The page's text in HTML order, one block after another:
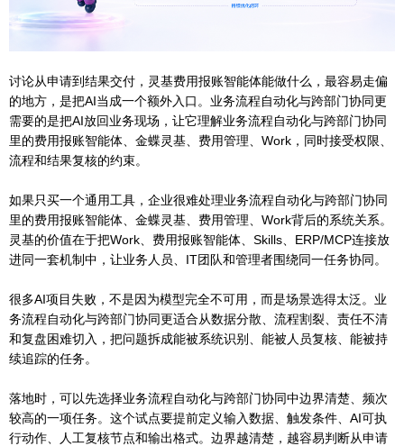
讨论从申请到结果交付，灵基费用报账智能体能做什么，最容易走偏
的地方，是把AI当成一个额外入口。业务流程自动化与跨部门协同更
需要的是把AI放回业务现场，让它理解业务流程自动化与跨部门协同
里的费用报账智能体、金蝶灵基、费用管理、Work，同时接受权限、
流程和结果复核的约束。
如果只买一个通用工具，企业很难处理业务流程自动化与跨部门协同
里的费用报账智能体、金蝶灵基、费用管理、Work背后的系统关系。
灵基的价值在于把Work、费用报账智能体、Skills、ERP/MCP连接放
进同一套机制中，让业务人员、IT团队和管理者围绕同一任务协同。
很多AI项目失败，不是因为模型完全不可用，而是场景选得太泛。业
务流程自动化与跨部门协同更适合从数据分散、流程割裂、责任不清
和复盘困难切入，把问题拆成能被系统识别、能被人员复核、能被持
续追踪的任务。
落地时，可以先选择业务流程自动化与跨部门协同中边界清楚、频次
较高的一项任务。这个试点要提前定义输入数据、触发条件、AI可执
行动作、人工复核节点和输出格式。边界越清楚，越容易判断从申请